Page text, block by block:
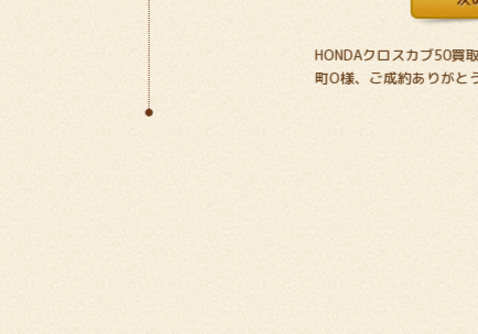
HONDAクロスカブ50買
町O様、ご成約ありがと